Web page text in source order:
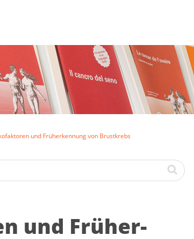
und Früherkennung von Brustkrebs
und Früh­er­